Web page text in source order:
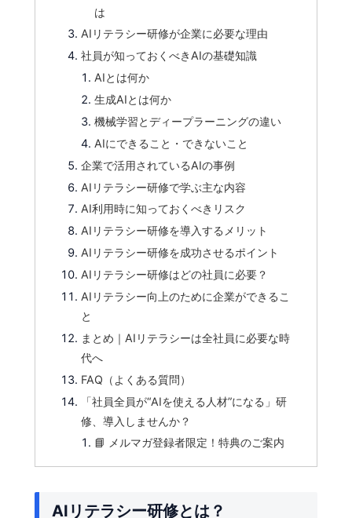
は
AIリテラシー研修が企業に必要な理由
社員が知っておくべきAIの基礎知識
AIとは何か
生成AIとは何か
機械学習とディープラーニングの違い
AIにできること・できないこと
企業で活用されているAIの事例
AIリテラシー研修で学ぶ主な内容
AI利用時に知っておくべきリスク
AIリテラシー研修を導入するメリット
AIリテラシー研修を成功させるポイント
AIリテラシー研修はどの社員に必要？
AIリテラシー向上のために企業ができるこ
と
まとめ｜AIリテラシーは全社員に必要な時
代へ
FAQ（よくある質問）
「社員全員が“AIを使える人材”になる」研
修、導入しませんか？
📘 メルマガ登録者限定！特典のご案内
AIリテラシー研修とは？